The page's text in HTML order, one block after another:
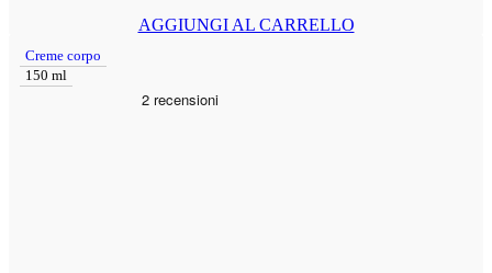
AGGIUNGI AL CARRELLO
Creme corpo
150 ml